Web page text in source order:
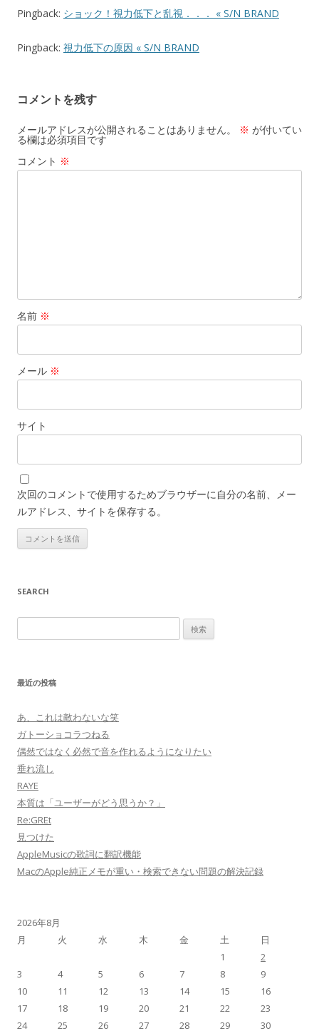
Pingback: ショック！視力低下と乱視．．． « S/N BRAND
Pingback: 視力低下の原因 « S/N BRAND
コメントを残す
メールアドレスが公開されることはありません。 ※ が付いてい
る欄は必須項目です
コメント ※
名前 ※
メール ※
サイト
次回のコメントで使用するためブラウザーに自分の名前、メー
ルアドレス、サイトを保存する。
SEARCH
索:
最近の投稿
あ、これは敵わないな笑
ガトーショコラつねる
偶然ではなく必然で音を作れるようになりたい
垂れ流し
RAYE
本質は「ユーザーがどう思うか？」
Re:GREt
見つけた
AppleMusicの歌詞に翻訳機能
MacのApple純正メモが重い・検索できない問題の解決記録
2026年8月
月
火 水 木 金 土
日
1
2
3
4 5 6 7 8
9
10
11 12 13 14 15
16
17
18 19 20 21 22
23
24
25 26 27 28 29 30